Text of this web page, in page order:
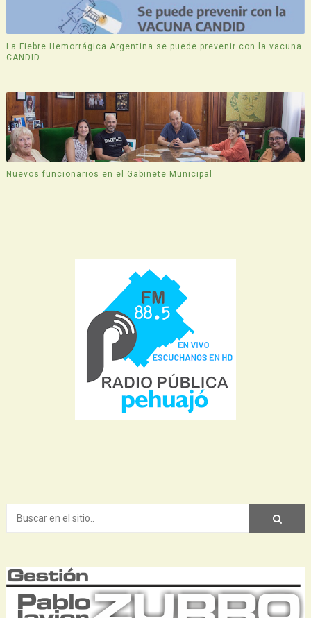
La Fiebre Hemorrágica Argentina se puede prevenir con la vacuna
CANDID
Nuevos funcionarios en el Gabinete Municipal